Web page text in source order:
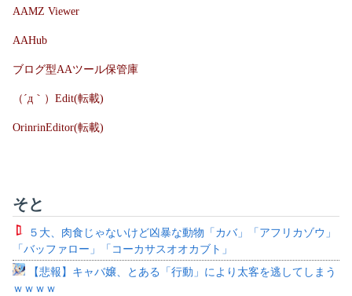
AAMZ Viewer
AAHub
ブログ型AAツール保管庫
（´д｀）Edit(転載)
OrinrinEditor(転載)
そと
５大、肉食じゃないけど凶暴な動物「カバ」「アフリカゾウ」
「バッファロー」「コーカサスオオカブト」
【悲報】キャバ嬢、とある「行動」により太客を逃してしまう
ｗｗｗｗ